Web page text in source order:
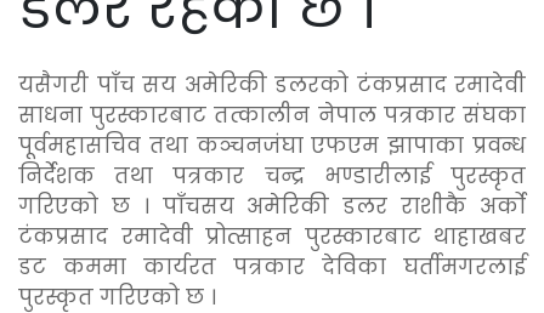
यसैगरी पाँच सय अमेरिकी डलरको टंकप्रसाद रमादेवी
साधना पुरस्कारबाट तत्कालीन नेपाल पत्रकार संघका
पूर्वमहासचिव तथा कञ्चनजंघा एफएम झापाका प्रवन्ध
निर्देशक तथा पत्रकार चन्द्र भण्डारीलाई पुरस्कृत
गरिएको छ । पाँचसय अमेरिकी डलर राशीकै अर्को
टंकप्रसाद रमादेवी प्रोत्साहन पुरस्कारबाट थाहाखबर
डट कममा कार्यरत पत्रकार देविका घर्तीमगरलाई
पुरस्कृत गरिएको छ ।